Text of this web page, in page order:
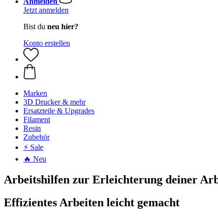
Jetzt anmelden
Bist du neu hier?
Konto erstellen
Marken
3D Drucker & mehr
Ersatzteile & Upgrades
Filament
Resin
Zubehör
⚡ Sale
🔥 Neu
Arbeitshilfen zur Erleichterung deiner
Effizientes Arbeiten leicht gemacht